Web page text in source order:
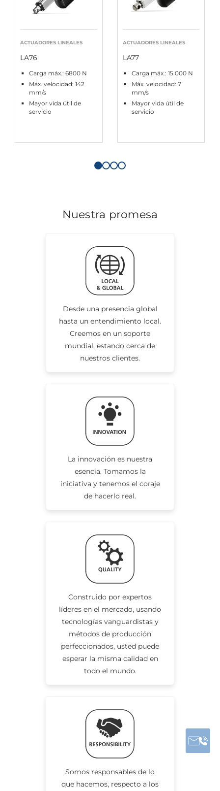
ACTUADORES LINEALES
LA76
Carga máx.: 6800 N
Máx. velocidad: 142
mm/s
Mayor vida útil de
servicio
ACTUADORES LINEALES
LA77
Carga máx.: 15 000 N
Máx. velocidad: 7
mm/s
Mayor vida útil de
servicio
Nuestra promesa
Desde una presencia global
hasta un entendimiento local.
Creemos en un soporte
mundial, estando cerca de
nuestros clientes.
La innovación es nuestra
esencia. Tomamos la
iniciativa y tenemos el coraje
de hacerlo real.
Construido por expertos
líderes en el mercado, usando
tecnologías vanguardistas y
métodos de producción
perfeccionados, usted puede
esperar la misma calidad en
todo el mundo.
Somos responsables de lo
que hacemos, respecto a los